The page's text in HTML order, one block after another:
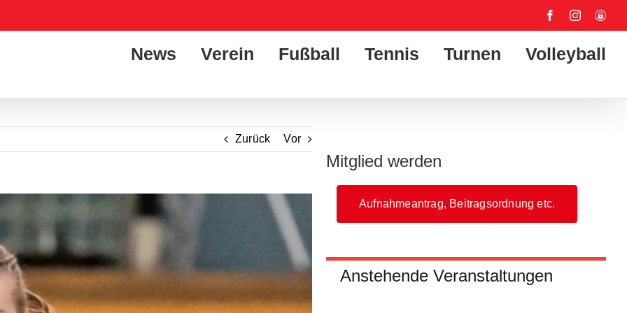
FacebookInstagram
User-
News Verein Fußball Tennis Turnen Volleyball
Zurück Vor
Mitglied werden
Aufnahmeantrag, Beitragsordnung etc.
Anstehende Veranstaltungen